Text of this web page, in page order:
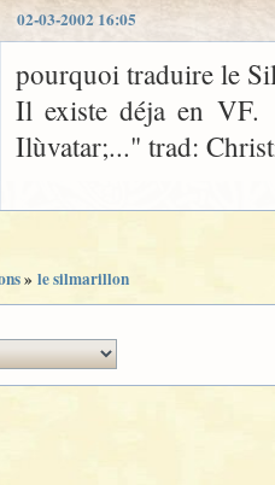
02-03-2002 16:05
pourquoi traduire le
Il existe déja en
Ilùvatar;..." trad:
» le silmarillon